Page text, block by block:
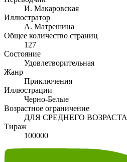
И. Макаровская
Иллюстратор
А. Матрешина
Общее количество страниц
127
Состояние
Удовлетворительная
Жанр
Приключения
Иллюстрации
Черно-Белые
Возрастное ограничение
ДЛЯ СРЕДНЕГО ВОЗРАСТА
Тираж
100000